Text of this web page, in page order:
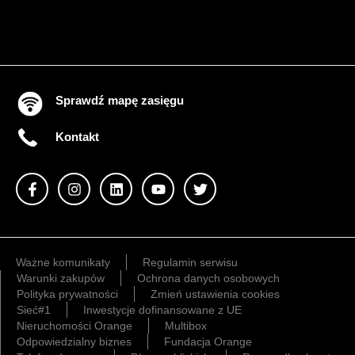
Sprawdź mapę zasięgu
Kontakt
Ważne komunikaty
Regulamin serwisu
Warunki zakupów
Ochrona danych osobowych
Polityka prywatności
Zmień ustawienia cookies
Sieć#1
Inwestycje dofinansowane z UE
Nieruchomości Orange
Multibox
Odpowiedzialny biznes
Fundacja Orange